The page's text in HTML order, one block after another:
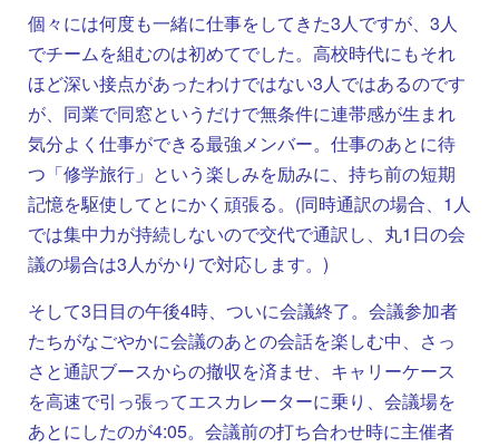
個々には何度も一緒に仕事をしてきた3人ですが、3人
でチームを組むのは初めてでした。高校時代にもそれ
ほど深い接点があったわけではない3人ではあるのです
が、同業で同窓というだけで無条件に連帯感が生まれ
気分よく仕事ができる最強メンバー。仕事のあとに待
つ「修学旅行」という楽しみを励みに、持ち前の短期
記憶を駆使してとにかく頑張る。(同時通訳の場合、1人
では集中力が持続しないので交代で通訳し、丸1日の会
議の場合は3人がかりで対応します。)
そして3日目の午後4時、ついに会議終了。会議参加者
たちがなごやかに会議のあとの会話を楽しむ中、さっ
さと通訳ブースからの撤収を済ませ、キャリーケース
を高速で引っ張ってエスカレーターに乗り、会議場を
あとにしたのが4:05。会議前の打ち合わせ時に主催者